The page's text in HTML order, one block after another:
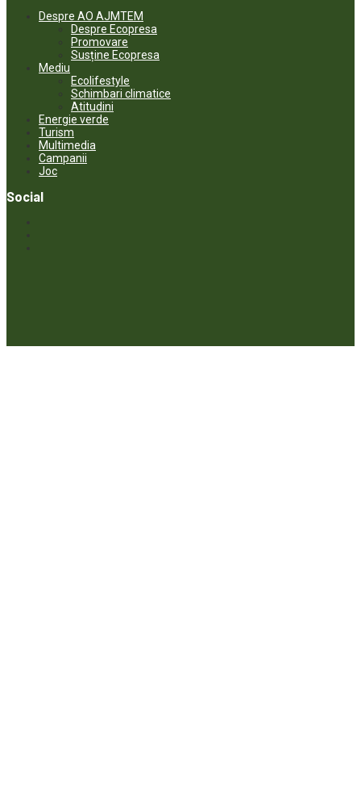
Despre AO AJMTEM
Despre Ecopresa
Promovare
Susține Ecopresa
Mediu
Ecolifestyle
Schimbari climatice
Atitudini
Energie verde
Turism
Multimedia
Campanii
Joc
Social